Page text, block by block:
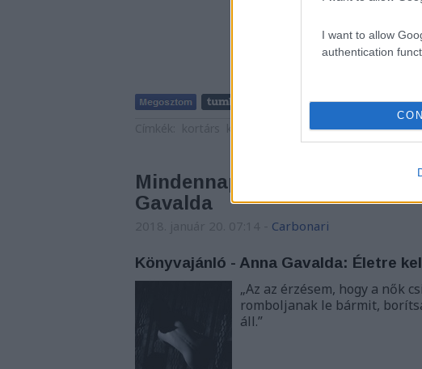
I want to allow
authentication
Tetszik 0
elbeszélés 2018 Bán
Mindennapi hősök különös
Gavalda
Carbonari
Könyvajánló - Anna Gavalda: Életre
„Az az érzésem, hogy a nők
romboljanak le bármit,
áll.”